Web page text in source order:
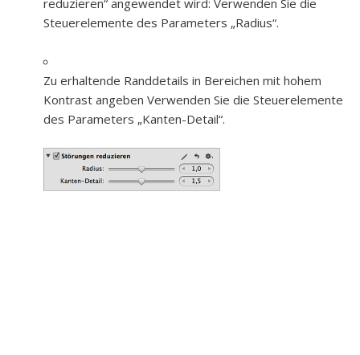
reduzieren“ angewendet wird: Verwenden Sie die
Steuerelemente des Parameters „Radius“.
Zu erhaltende Randdetails in Bereichen mit hohem
Kontrast angeben Verwenden Sie die Steuerelemente
des Parameters „Kanten-Detail“.